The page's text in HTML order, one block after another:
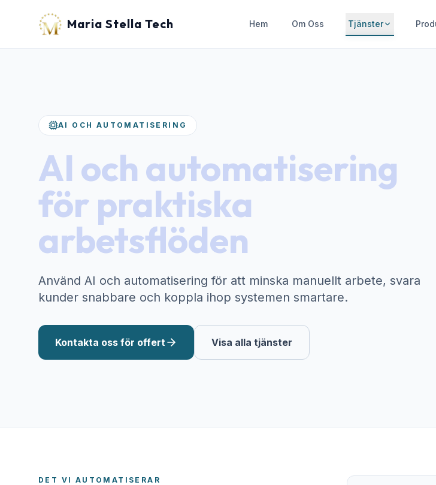
Maria Stella Tech Hem Om Oss Tjänster
AI OCH AUTOMATISERING
AI och automatisering
för praktiska
arbetsflöden
Använd AI och automatisering för att minska manuellt arbete, svara
kunder snabbare och koppla ihop systemen smartare.
Kontakta oss för offert Visa alla tjänster
DET VI AUTOMATISERAR